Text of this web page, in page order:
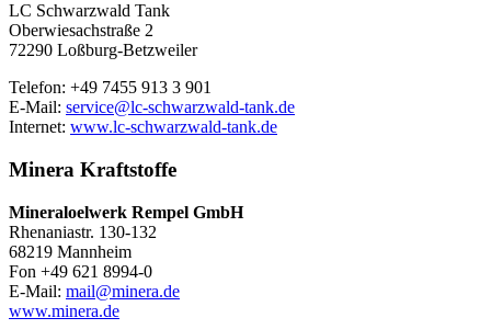
LC Schwarzwald Tank
Oberwiesachstraße 2
72290 Loßburg-Betzweiler
Telefon: +49 7455 913 3 901
E-Mail: service@lc-schwarzwald-tank.de
Internet: www.lc-schwarzwald-tank.de
Minera Kraftstoffe
Mineraloelwerk Rempel GmbH
Rhenaniastr. 130-132
68219 Mannheim
Fon +49 621 8994-0
E-Mail: mail@minera.de
www.minera.de